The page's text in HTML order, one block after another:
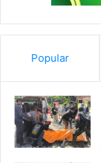
Popular